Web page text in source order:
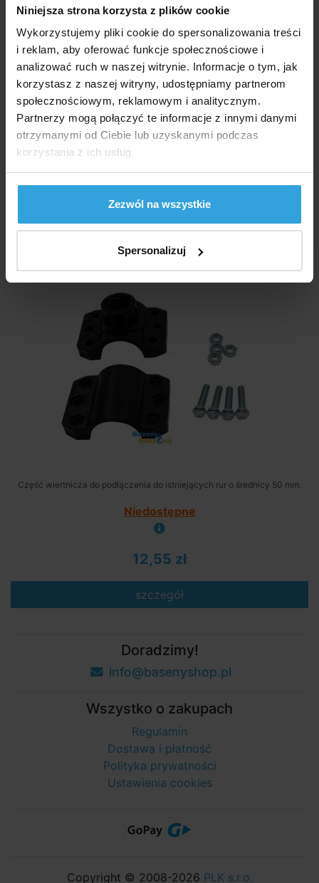
Niniejsza strona korzysta z plików cookie
Wykorzystujemy pliki cookie do spersonalizowania treści
i reklam, aby oferować funkcje społecznościowe i
analizować ruch w naszej witrynie. Informacje o tym, jak
korzystasz z naszej witryny, udostępniamy partnerom
społecznościowym, reklamowym i analitycznym.
Partnerzy mogą połączyć te informacje z innymi danymi
otrzymanymi od Ciebie lub uzyskanymi podczas
korzystania z ich usług.
Zezwól na wszystkie
Spersonalizuj
Szczegółowy opi
Część wiertnicza do rur 50mm.
Wyjście 1 "gwint wewnętrzny.
W zestawie uszczelki i śruby.
Rurka nie wchodzi w skład zestawu
Produkty alternatywne
Część wiertnicza 50 x 3/4” wewn.
Część wiertnicza do podłączenia do istniejących rur o średnicy 50 mm.
Niedostępne
12,55 zł
szczegół
Doradzimy!
info@basenyshop.pl
Wszystko o zakupach
Regulamin
Dostawa i płatność
Polityka prywatności
Ustawienia cookies
Copyright © 2008-2026 PLK s.r.o.